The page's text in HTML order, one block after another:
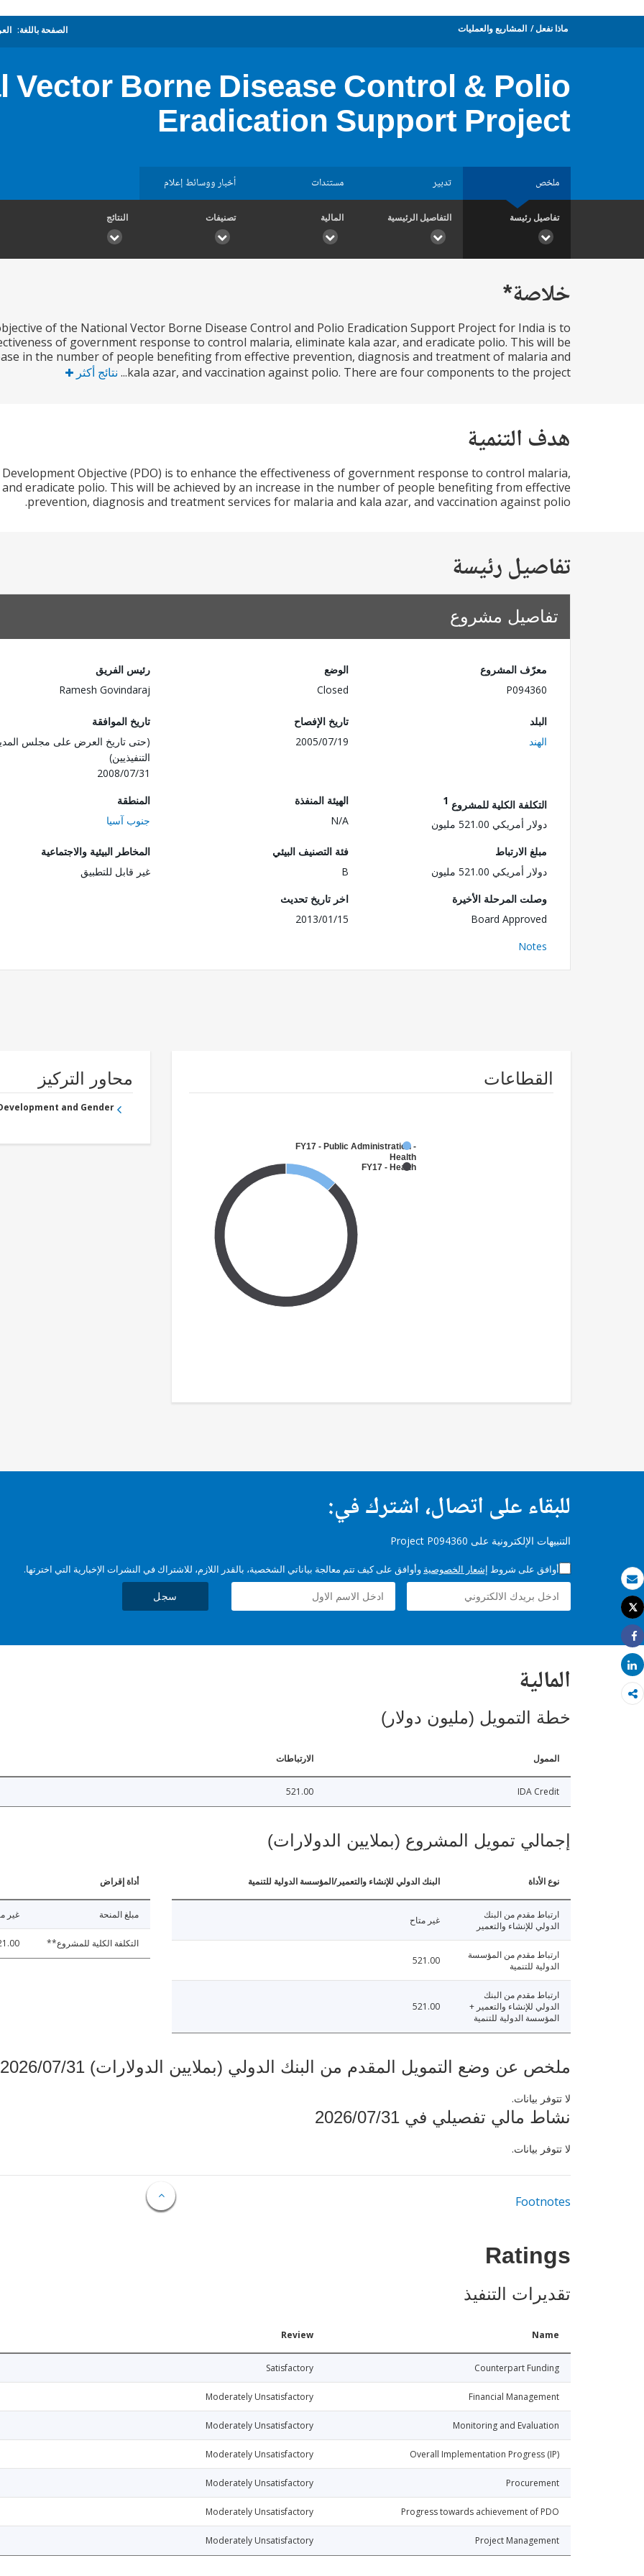
بريد الكتروني
طباعة
Tweet
Share
Share
ماذا نفعل المشاريع والعمليات الصفحة باللغة:
Vector Borne Disease Control & Polio
Eradication Support Project
ملخص تدبير مستندات أخبار ووسائط إعلام
تفاصيل رئيسة التفاصيل الرئيسية المالية تصنيفات النتائج
خلاصة*
of the National Vector Borne Disease Control and Polio Eradication Support Project for India is to
of government response to control malaria, eliminate kala azar, and eradicate polio. This will be
in the number of people benefiting from effective prevention, diagnosis and treatment of malaria and
kala azar, and vaccination against polio. There are four components to the project...
نتائج أكثر
هدف التنمية
Objective (PDO) is to enhance the effectiveness of government response to control malaria,
eradicate polio. This will be achieved by an increase in the number of people benefiting from effective
prevention, diagnosis and treatment services for malaria and kala azar, and vaccination against polio.
تفاصيل رئيسة
تفاصيل مشروع
معرّف المشروع
P094360
الوضع
Closed
رئيس الفريق
Ramesh Govindaraj
البلد
الهند
تاريخ الإفصاح
2005/07/19
تاريخ الموافقة
(حتى تاريخ العرض على مجلس
التنفيذيين)
2008/07/31
التكلفة الكلية للمشروع 1
دولار أمريكي 521.00 مليون
الهيئة المنفذة
N/A
المنطقة
جنوب آسيا
مبلغ الارتباط
دولار أمريكي 521.00 مليون
فئة التصنيف البيئي
B
المخاطر البيئية والاجتماعية
غير قابل للتطبيق
وصلت المرحلة الأخيرة
Board Approved
اخر تاريخ تحديث
2013/01/15
Notes
القطاعات
FY17 - Public Administration -
Health
FY17 - Health
محاور التركيز
and Gender
للبقاء على اتصال، اشترك في:
التنبيهات الإلكترونية على Project P094360
أوافق على شروط إشعار الخصوصية وأوافق على كيف تتم معالجة بياناتي الشخصية، بالقدر اللازم، للاشتراك في النشرات الإخبارية التي اخترتها.
سجل
المالية
خطة التمويل (مليون دولار)
الممول الارتباطات
IDA Credit
521.00
إجمالي تمويل المشروع (بملايين الدولارات)
نوع الأداة البنك الدولي للإنشاء والتعمير/المؤسسة الدولية للتنمية
ارتباط مقدم من البنك
الدولي للإنشاء والتعمير
غير متاح
ارتباط مقدم من المؤسسة
الدولية للتنمية
521.00
ارتباط مقدم من البنك
الدولي للإنشاء والتعمير +
المؤسسة الدولية للتنمية
521.00
أداة إقراض
مبلغ المنحة غير
التكلفة الكلية للمشروع**
ملخص عن وضع التمويل المقدم من البنك الدولي (بملايين الدولارات) 2026/07/31
لا تتوفر بيانات.
نشاط مالي تفصيلي في 2026/07/31
لا تتوفر بيانات.
Footnotes
Ratings
تقديرات التنفيذ
Name
Review
Counterpart Funding
Satisfactory
Financial Management
Moderately Unsatisfactory
Monitoring and Evaluation
Moderately Unsatisfactory
Overall Implementation Progress (IP)
Moderately Unsatisfactory
Procurement
Moderately Unsatisfactory
Progress towards achievement of PDO
Moderately Unsatisfactory
Project Management
Moderately Unsatisfactory